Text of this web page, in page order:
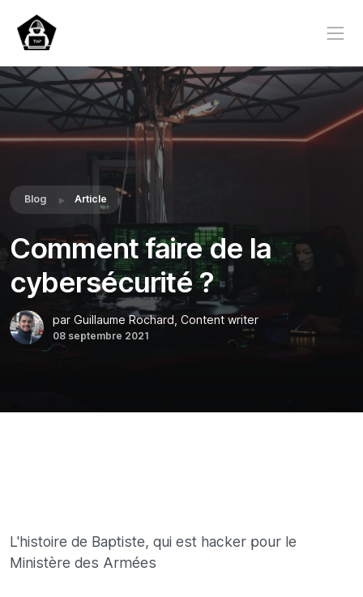
Blog Article
Comment faire de la
cybersécurité ?
par Guillaume Rochard, Content writer
08 septembre 2021
L'histoire de Baptiste, qui est hacker pour le
Ministère des Armées